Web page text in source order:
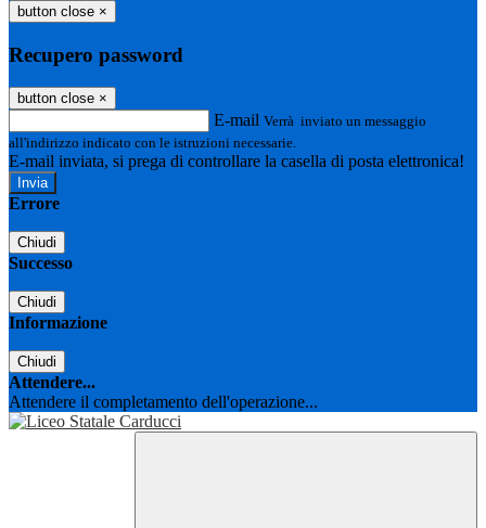
button close ×
Recupero password
button close ×
E-mail Verrà inviato un messaggio
all'indirizzo indicato con le istruzioni necessarie.
E-mail inviata, si prega di controllare la casella di posta elettronica!
Errore
Chiudi
Successo
Chiudi
Informazione
Chiudi
Attendere...
Attendere il completamento dell'operazione...